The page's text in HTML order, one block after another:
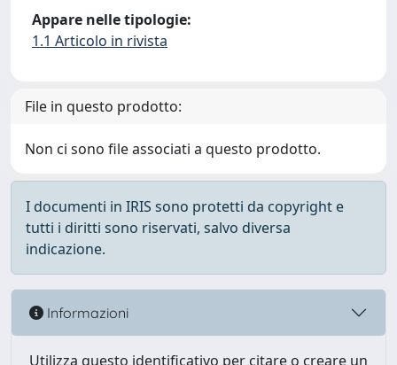
Appare nelle tipologie:
1.1 Articolo in rivista
File in questo prodotto:
Non ci sono file associati a questo prodotto.
I documenti in IRIS sono protetti da copyright e
tutti i diritti sono riservati, salvo diversa
indicazione.
Informazioni
Utilizza questo identificativo per citare o creare un